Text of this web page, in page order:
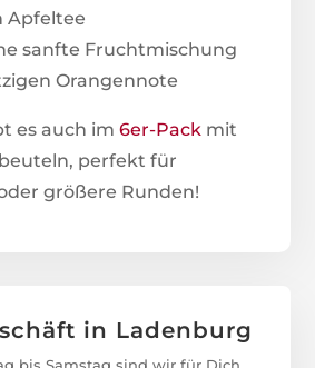
Apfeltee
sanfte Fruchtmischung
Orangennote
es auch im6er-Pack mit
perfekt für
größere Runden!
in Ladenburg